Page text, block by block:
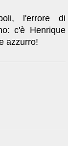
l'errore di
c'è Henrique
azzurro!